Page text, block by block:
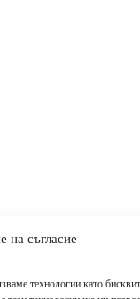
на съгласие
технологии като